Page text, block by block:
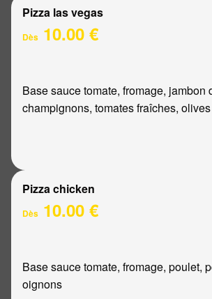
Pizza las vegas
Dès 10.00 €
Base sauce tomate, fromage, jambon
champignons, tomates fraîches, olives
Pizza chicken
Dès 10.00 €
Base sauce tomate, fromage, poulet,
oignons